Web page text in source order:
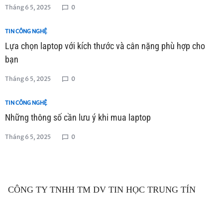
Tháng 6 5, 2025 0
TIN CÔNG NGHỆ
Lựa chọn laptop với kích thước và cân nặng phù hợp cho
bạn
Tháng 6 5, 2025 0
TIN CÔNG NGHỆ
Những thông số cần lưu ý khi mua laptop
Tháng 6 5, 2025 0
CÔNG TY TNHH TM DV TIN HỌC TRUNG TÍN